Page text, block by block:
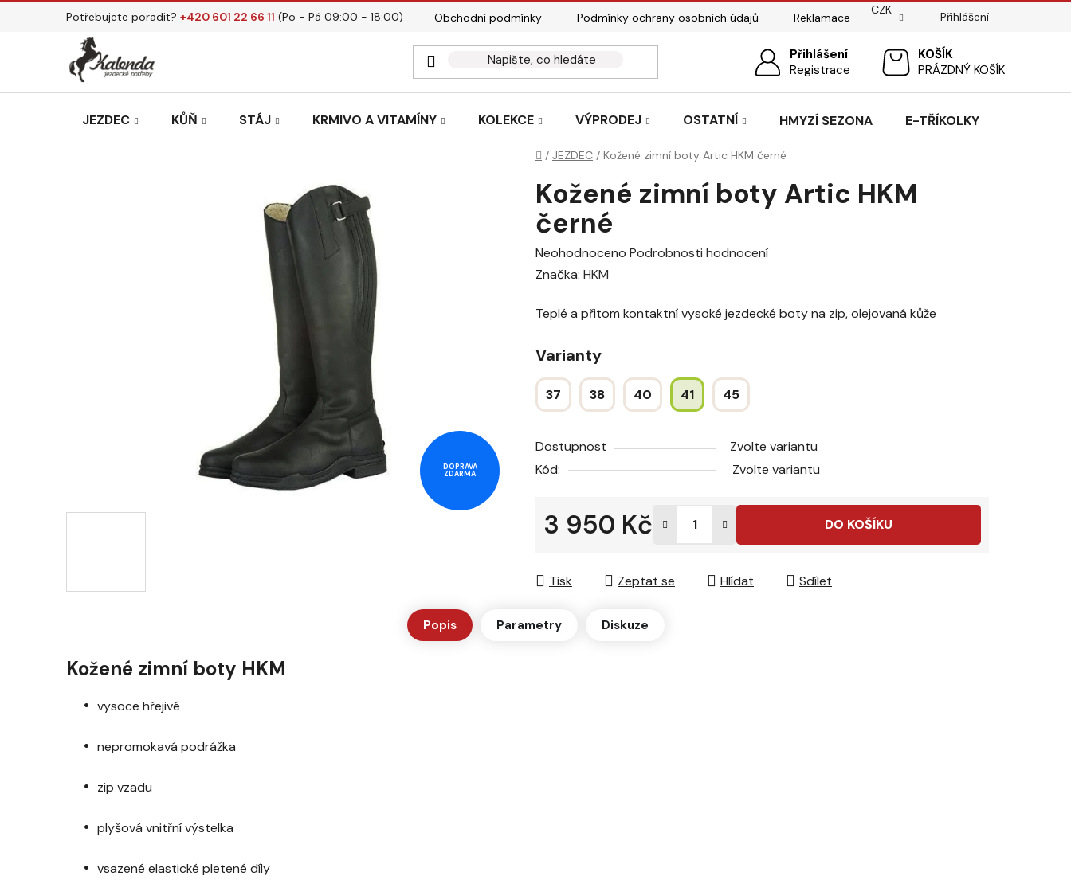
Přejít
Potřebujete poradit? +420 601 22 66 11 (Po - Pá 09:00 - 18:00) Obchodní podmínky Podmínky ochrany osobních údajů
Reklamace
Pasování sedel pro koně
CZK
Přihlášení
Přihlášení
Registrace
NÁKUPNÍPRÁZDNÝ KOŠÍK
JEZDEC KŮŇ STÁJ KRMIVO A VITAMÍNY KOLEKCE VÝPRODEJ OSTATNÍ HMYZÍ SEZONA E-TŘÍKOLKY
Domů
/ JEZDEC / Kožené zimní boty Artic HKM černé
Kožené zimní boty Artic HKM
černé
Průměrné
hodnocení
je
z
5
hvězdiček.
Neohodnoceno Podrobnosti hodnocení
Značka: HKM
Teplé a přitom kontaktní vysoké jezdecké boty na zip, olejovaná kůže
Varianty
37 38 40 41 45
Dostupnost
Zvolte variantu
Kód:
Zvolte variantu
3 950 Kč DO KOŠÍKU
Tisk Zeptat se Hlídat Sdílet
DOPRAVA
ZDARMA
Popis Parametry Diskuze
Kožené zimní boty HKM
vysoce hřejivé
nepromokavá podrážka
zip vzadu
plyšová vnitřní výstelka
vsazené elastické pletené díly